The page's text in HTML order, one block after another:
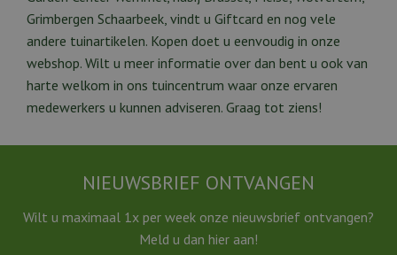
Grimbergen Schaarbeek, vindt u Giftcard en nog vele
andere tuinartikelen. Kopen doet u eenvoudig in onze
webshop. Wilt u meer informatie over dan bent u ook van
harte welkom in ons tuincentrum waar onze ervaren
medewerkers u kunnen adviseren. Graag tot ziens!
NIEUWSBRIEF ONTVANGEN
Wilt u maximaal 1x per week onze nieuwsbrief ontvangen?
Meld u dan hier aan!